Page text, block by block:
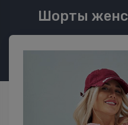
Шорты